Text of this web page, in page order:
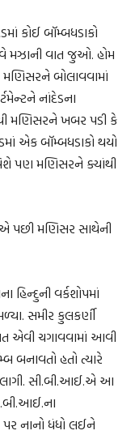
કોઈ બૉમ્બધડાકો
મઝાની વાત જુઓ. હોમ
બોલાવવામાં
નાંદેડના
મણિસરને ખબર પડી કે
એક બૉમ્બધડાકો થયો
પણ મણિસરને ક્યાંથી
પછી મણિસર સાથેની
હિન્દુની વર્કશોપમાં
સમીર કુલકર્ણી
એવી ચગાવવામાં આવી
બનાવતો હતો ત્યારે
સી.બી.આઈ.એ આ
નાનો ધંધો લઈને